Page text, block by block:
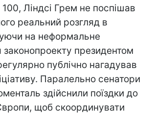
100, Ліндсі Грем не поспішав
реальний розгляд в
на неформальне
президентом
публічно нагадував
Паралельно сенатори
здійснили поїздки до
щоб скоординувати